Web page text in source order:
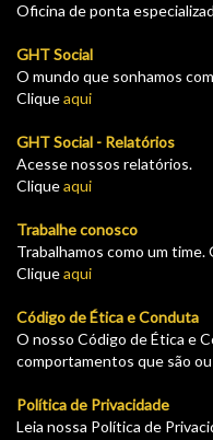
Oficina de ponta
GHT Social
O mundo que sonhamos
Cliqueaqui
GHT Social - Relatórios
Acesse nossos relatórios.
Cliqueaqui
Trabalhe conosco
Trabalhamos como um
Cliqueaqui
Código de Ética e Conduta
O nosso Código de Ética e
comportamentos que são
Política de Privacidade
Leia nossa Política de